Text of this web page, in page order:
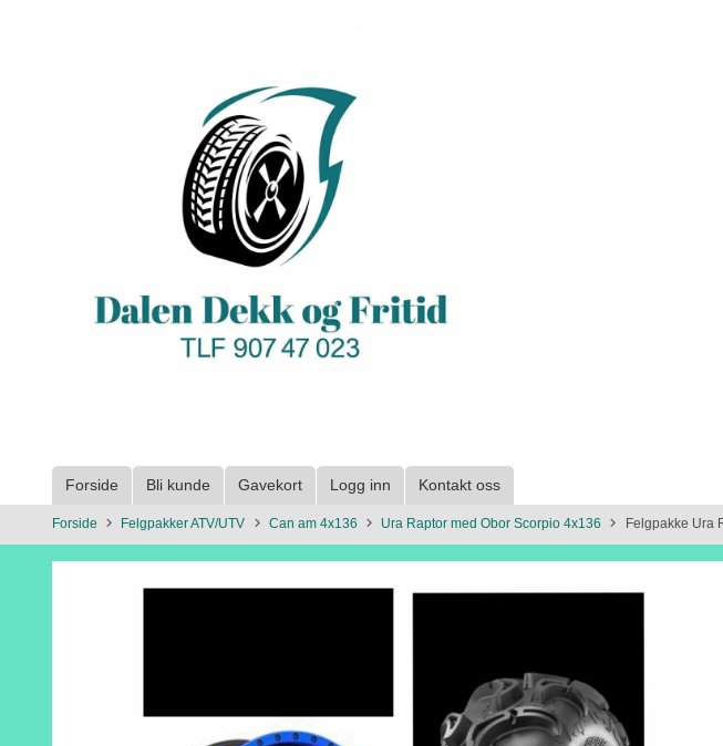
Forside Bli kunde Gavekort Logg inn Kontakt oss
Forside Felgpakker ATV/UTV Can am 4x136 Ura Raptor med Obor Scorpio 4x136 Felgpakke Ura